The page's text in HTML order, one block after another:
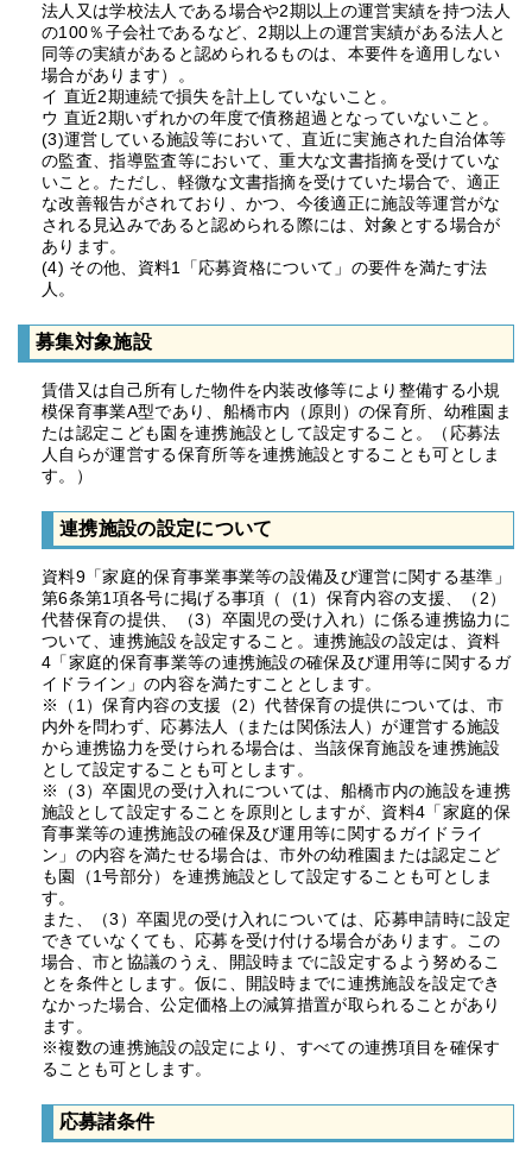
法人又は学校法人である場合や2期以上の運営実績を持つ法人
の100％子会社であるなど、2期以上の運営実績がある法人と
同等の実績があると認められるものは、本要件を適用しない
場合があります）。
イ 直近2期連続で損失を計上していないこと。
ウ 直近2期いずれかの年度で債務超過となっていないこと。
(3)運営している施設等において、直近に実施された自治体等
の監査、指導監査等において、重大な文書指摘を受けていな
いこと。ただし、軽微な文書指摘を受けていた場合で、適正
な改善報告がされており、かつ、今後適正に施設等運営がな
される見込みであると認められる際には、対象とする場合が
あります。
(4) その他、資料1「応募資格について」の要件を満たす法
人。
募集対象施設
賃借又は自己所有した物件を内装改修等により整備する小規
模保育事業A型であり、船橋市内（原則）の保育所、幼稚園ま
たは認定こども園を連携施設として設定すること。（応募法
人自らが運営する保育所等を連携施設とすることも可としま
す。）
連携施設の設定について
資料9「家庭的保育事業事業等の設備及び運営に関する基準」
第6条第1項各号に掲げる事項（（1）保育内容の支援、（2）
代替保育の提供、（3）卒園児の受け入れ）に係る連携協力に
ついて、連携施設を設定すること。連携施設の設定は、資料
4「家庭的保育事業等の連携施設の確保及び運用等に関するガ
イドライン」の内容を満たすこととします。
※（1）保育内容の支援（2）代替保育の提供については、市
内外を問わず、応募法人（または関係法人）が運営する施設
から連携協力を受けられる場合は、当該保育施設を連携施設
として設定することも可とします。
※（3）卒園児の受け入れについては、船橋市内の施設を連携
施設として設定することを原則としますが、資料4「家庭的保
育事業等の連携施設の確保及び運用等に関するガイドライ
ン」の内容を満たせる場合は、市外の幼稚園または認定こど
も園（1号部分）を連携施設として設定することも可としま
す。
また、（3）卒園児の受け入れについては、応募申請時に設定
できていなくても、応募を受け付ける場合があります。この
場合、市と協議のうえ、開設時までに設定するよう努めるこ
とを条件とします。仮に、開設時までに連携施設を設定でき
なかった場合、公定価格上の減算措置が取られることがあり
ます。
※複数の連携施設の設定により、すべての連携項目を確保す
ることも可とします。
応募諸条件